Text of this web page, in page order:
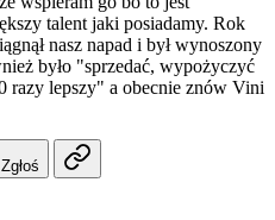
talent jaki posiadamy. Rok
nasz napad i był wynoszony
było "sprzedać, wypożyczyć
razy lepszy" a obecnie znów Vini
Zgłoś